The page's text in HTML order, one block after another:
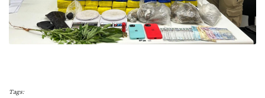
Tags: